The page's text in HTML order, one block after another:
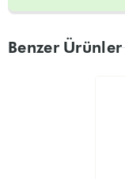
Benzer Ürünler